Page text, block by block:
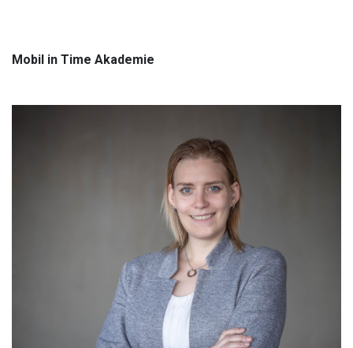
Mobil in Time Akademie